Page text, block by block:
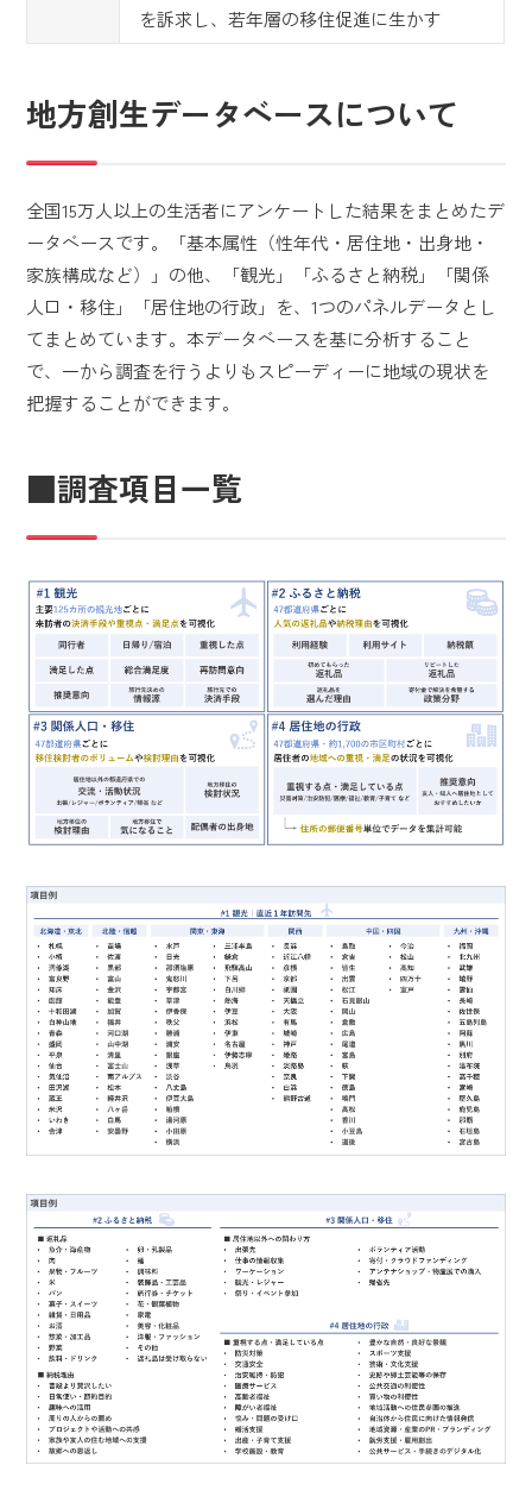
を訴求し、若年層の移住促進に生かす
地方創生データベースについて
全国15万人以上の生活者にアンケートした結果をまとめたデ
ータベースです。「基本属性（性年代・居住地・出身地・
家族構成など）」の他、「観光」「ふるさと納税」「関係
人口・移住」「居住地の行政」を、1つのパネルデータとし
てまとめています。本データベースを基に分析すること
で、一から調査を行うよりもスピーディーに地域の現状を
把握することができます。
■調査項目一覧